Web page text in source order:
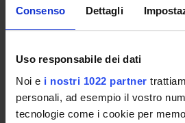
Consenso Dettagli
Uso responsabile dei dati
Noi e i nostri 1022 partner
personali, ad esempio il vostro
tecnologie come i cookie per
CORSI DI STUDIO
DOTTORATI, MASTER E